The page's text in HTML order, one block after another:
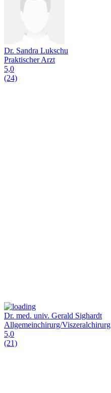
Dr. Sandra Lukschu
Praktischer Arzt
5,0
(24)
Dr. med. univ. Gerald Sighardt
Allgemeinchirurg/Viszeralchirurg
5,0
(21)